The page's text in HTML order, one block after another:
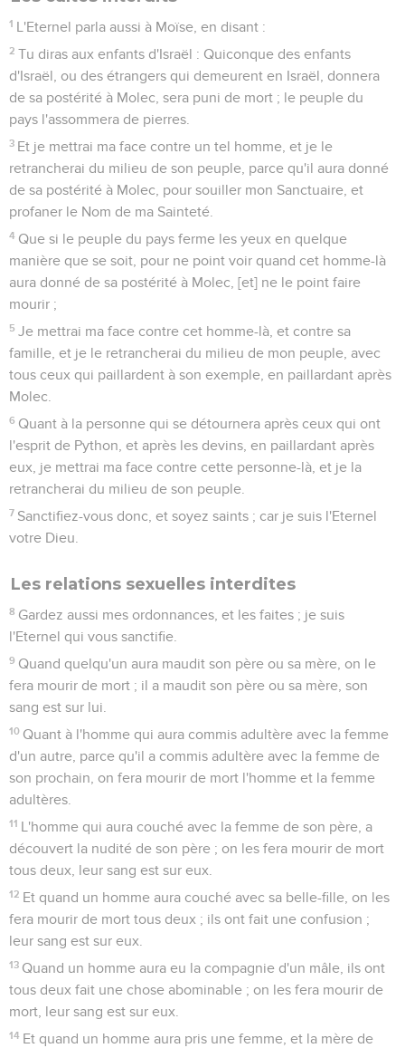
1 L'Eternel parla aussi à Moïse, en disant :
2 Tu diras aux enfants d'Israël : Quiconque des enfants
d'Israël, ou des étrangers qui demeurent en Israël, donnera
de sa postérité à Molec, sera puni de mort ; le peuple du
pays l'assommera de pierres.
3 Et je mettrai ma face contre un tel homme, et je le
retrancherai du milieu de son peuple, parce qu'il aura donné
de sa postérité à Molec, pour souiller mon Sanctuaire, et
profaner le Nom de ma Sainteté.
4 Que si le peuple du pays ferme les yeux en quelque
manière que se soit, pour ne point voir quand cet homme-là
aura donné de sa postérité à Molec, [et] ne le point faire
mourir ;
5 Je mettrai ma face contre cet homme-là, et contre sa
famille, et je le retrancherai du milieu de mon peuple, avec
tous ceux qui paillardent à son exemple, en paillardant après
Molec.
6 Quant à la personne qui se détournera après ceux qui ont
l'esprit de Python, et après les devins, en paillardant après
eux, je mettrai ma face contre cette personne-là, et je la
retrancherai du milieu de son peuple.
7 Sanctifiez-vous donc, et soyez saints ; car je suis l'Eternel
votre Dieu.
Les relations sexuelles interdites
8 Gardez aussi mes ordonnances, et les faites ; je suis
l'Eternel qui vous sanctifie.
9 Quand quelqu'un aura maudit son père ou sa mère, on le
fera mourir de mort ; il a maudit son père ou sa mère, son
sang est sur lui.
10 Quant à l'homme qui aura commis adultère avec la femme
d'un autre, parce qu'il a commis adultère avec la femme de
son prochain, on fera mourir de mort l'homme et la femme
adultères.
11 L'homme qui aura couché avec la femme de son père, a
découvert la nudité de son père ; on les fera mourir de mort
tous deux, leur sang est sur eux.
12 Et quand un homme aura couché avec sa belle-fille, on les
fera mourir de mort tous deux ; ils ont fait une confusion ;
leur sang est sur eux.
13 Quand un homme aura eu la compagnie d'un mâle, ils ont
tous deux fait une chose abominable ; on les fera mourir de
mort, leur sang est sur eux.
14 Et quand un homme aura pris une femme, et la mère de